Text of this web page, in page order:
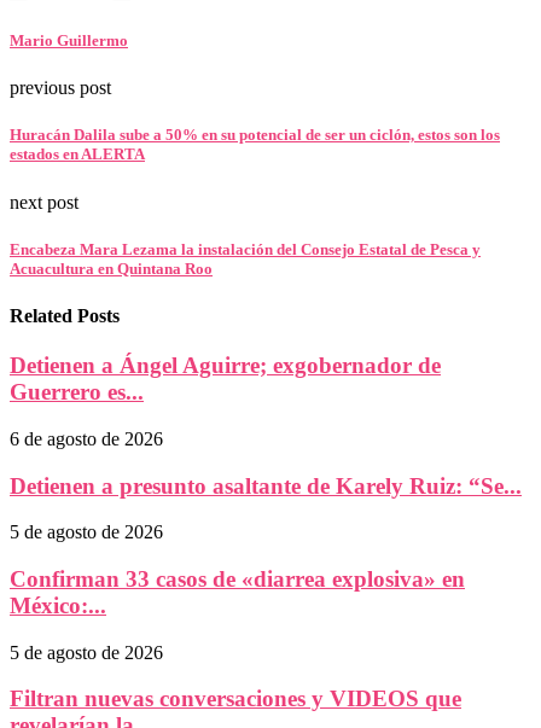
Mario Guillermo
previous post
Huracán Dalila sube a 50% en su potencial de ser un ciclón, estos son los
estados en ALERTA
next post
Encabeza Mara Lezama la instalación del Consejo Estatal de Pesca y
Acuacultura en Quintana Roo
Related Posts
Detienen a Ángel Aguirre; exgobernador de
Guerrero es...
6 de agosto de 2026
Detienen a presunto asaltante de Karely Ruiz: “Se...
5 de agosto de 2026
Confirman 33 casos de «diarrea explosiva» en
México:...
5 de agosto de 2026
Filtran nuevas conversaciones y VIDEOS que